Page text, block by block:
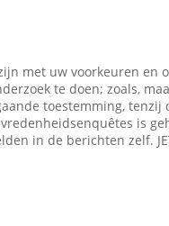
met uw voorkeuren en
te doen; zoals,
toestemming, tenzij
is
in de berichten zelf.